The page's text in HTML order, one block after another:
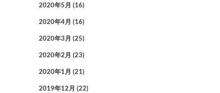
2020年5月 (16)
2020年4月 (16)
2020年3月 (25)
2020年2月 (23)
2020年1月 (21)
2019年12月 (22)